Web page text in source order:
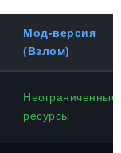
Мод-версия
(Взлом)
Неограниченные
ресурсы